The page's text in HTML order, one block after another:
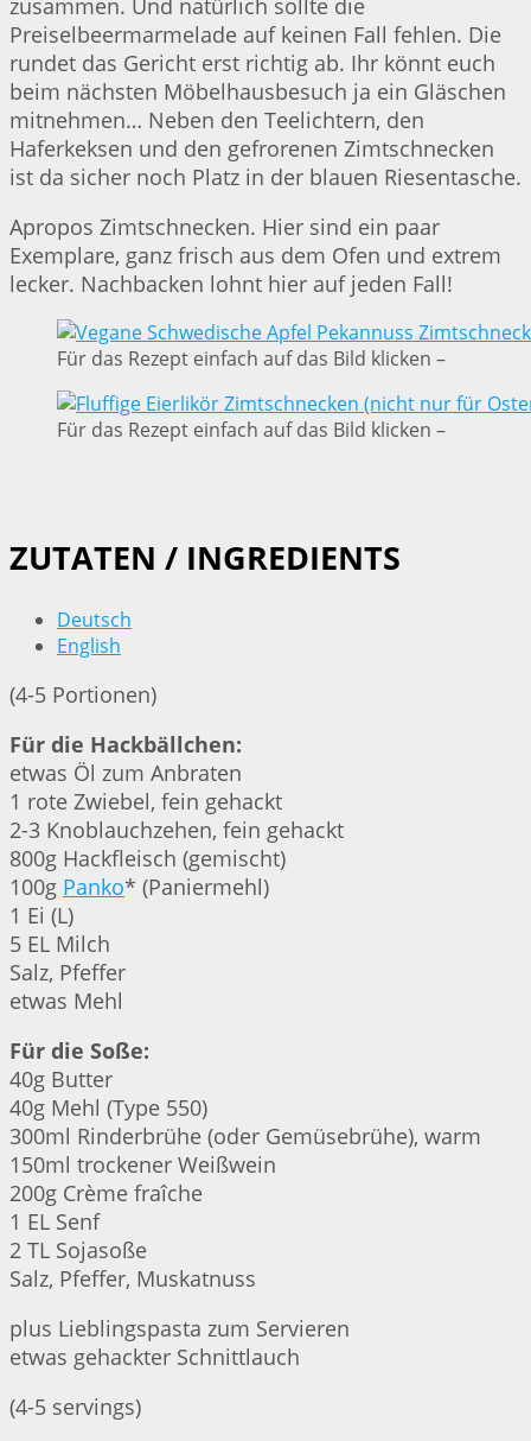
zusammen. Und natürlich sollte die
Preiselbeermarmelade auf keinen Fall fehlen. Die
rundet das Gericht erst richtig ab. Ihr könnt euch
beim nächsten Möbelhausbesuch ja ein Gläschen
mitnehmen… Neben den Teelichtern, den
Haferkeksen und den gefrorenen Zimtschnecken
ist da sicher noch Platz in der blauen Riesentasche.
Apropos Zimtschnecken. Hier sind ein paar
Exemplare, ganz frisch aus dem Ofen und extrem
lecker. Nachbacken lohnt hier auf jeden Fall!
Für das Rezept einfach auf das Bild klicken –
Für das Rezept einfach auf das Bild klicken –
ZUTATEN / INGREDIENTS
Deutsch
English
(4-5 Portionen)
Für die Hackbällchen:
etwas Öl zum Anbraten
1 rote Zwiebel, fein gehackt
2-3 Knoblauchzehen, fein gehackt
800g Hackfleisch (gemischt)
100g Panko* (Paniermehl)
1 Ei (L)
5 EL Milch
Salz, Pfeffer
etwas Mehl
Für die Soße:
40g Butter
40g Mehl (Type 550)
300ml Rinderbrühe (oder Gemüsebrühe), warm
150ml trockener Weißwein
200g Crème fraîche
1 EL Senf
2 TL Sojasoße
Salz, Pfeffer, Muskatnuss
plus Lieblingspasta zum Servieren
etwas gehackter Schnittlauch
(4-5 servings)